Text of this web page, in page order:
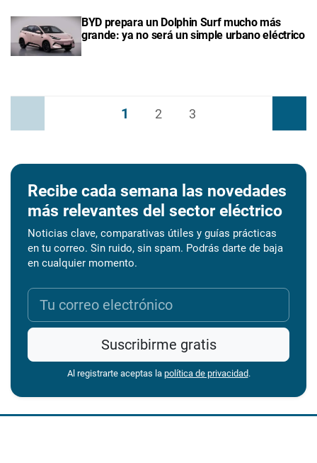
BYD prepara un Dolphin Surf mucho más
grande: ya no será un simple urbano eléctrico
1 2 3
Recibe cada semana las novedades
más relevantes del sector eléctrico
Noticias clave, comparativas útiles y guías prácticas
en tu correo. Sin ruido, sin spam. Podrás darte de baja
en cualquier momento.
Suscribirme gratis
Al registrarte aceptas la política de privacidad.